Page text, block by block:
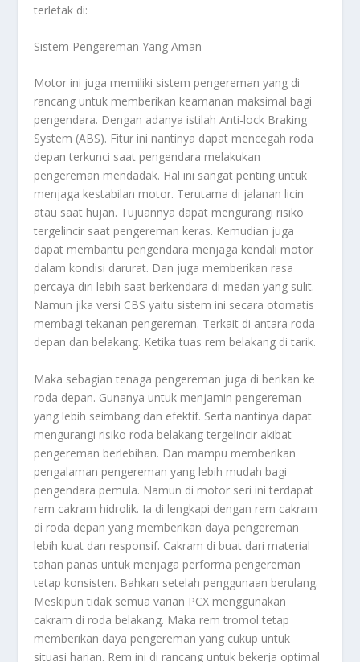
terletak di:
Sistem Pengereman Yang Aman
Motor ini juga memiliki sistem pengereman yang di
rancang untuk memberikan keamanan maksimal bagi
pengendara. Dengan adanya istilah Anti-lock Braking
System (ABS). Fitur ini nantinya dapat mencegah roda
depan terkunci saat pengendara melakukan
pengereman mendadak. Hal ini sangat penting untuk
menjaga kestabilan motor. Terutama di jalanan licin
atau saat hujan. Tujuannya dapat mengurangi risiko
tergelincir saat pengereman keras. Kemudian juga
dapat membantu pengendara menjaga kendali motor
dalam kondisi darurat. Dan juga memberikan rasa
percaya diri lebih saat berkendara di medan yang sulit.
Namun jika versi CBS yaitu sistem ini secara otomatis
membagi tekanan pengereman. Terkait di antara roda
depan dan belakang. Ketika tuas rem belakang di tarik.
Maka sebagian tenaga pengereman juga di berikan ke
roda depan. Gunanya untuk menjamin pengereman
yang lebih seimbang dan efektif. Serta nantinya dapat
mengurangi risiko roda belakang tergelincir akibat
pengereman berlebihan. Dan mampu memberikan
pengalaman pengereman yang lebih mudah bagi
pengendara pemula. Namun di motor seri ini terdapat
rem cakram hidrolik. Ia di lengkapi dengan rem cakram
di roda depan yang memberikan daya pengereman
lebih kuat dan responsif. Cakram di buat dari material
tahan panas untuk menjaga performa pengereman
tetap konsisten. Bahkan setelah penggunaan berulang.
Meskipun tidak semua varian PCX menggunakan
cakram di roda belakang. Maka rem tromol tetap
memberikan daya pengereman yang cukup untuk
situasi harian. Rem ini di rancang untuk bekerja optimal